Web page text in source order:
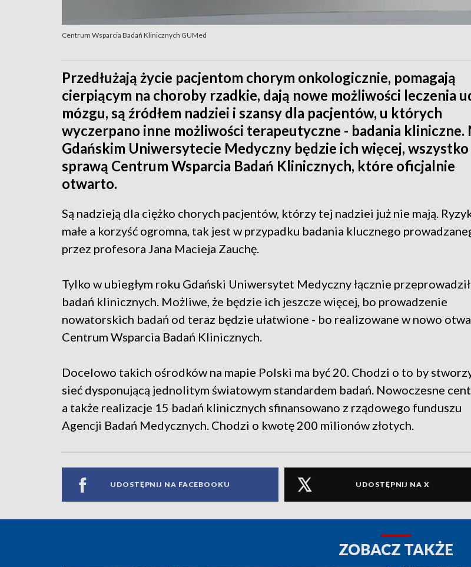
Centrum Wsparcia Badań Klinicznych GUMed
Przedłużają życie pacjentom chorym onkologicznie, pomagają
cierpiącym na choroby rzadkie, dają nowe możliwości leczenia
mózgu, są źródłem nadziei i szansy dla pacjentów, u których
wyczerpano inne możliwości terapeutyczne - badania kliniczne.
Gdańskim Uniwersytecie Medyczny będzie ich więcej, wszystko
sprawą Centrum Wsparcia Badań Klinicznych, które oficjalnie
otwarto.
Są nadzieją dla ciężko chorych pacjentów, którzy tej nadziei już nie mają.
małe a korzyść ogromna, tak jest w przypadku badania klucznego
przez profesora Jana Macieja Zauchę.
Tylko w ubiegłym roku Gdański Uniwersytet Medyczny łącznie
badań klinicznych. Możliwe, że będzie ich jeszcze więcej, bo prowadzenie
nowatorskich badań od teraz będzie ułatwione - bo realizowane w nowo
Centrum Wsparcia Badań Klinicznych.
Docelowo takich ośrodków na mapie Polski ma być 20. Chodzi o to by
sieć dysponującą jednolitym światowym standardem badań. Nowoczesne
a także realizacje 15 badań klinicznych sfinansowano z rządowego funduszu
Agencji Badań Medycznych. Chodzi o kwotę 200 milionów złotych.
UDOSTĘPNIJ NA FACEBOOKU UDOSTĘPNIJ NA X
ZOBACZ TAKŻE